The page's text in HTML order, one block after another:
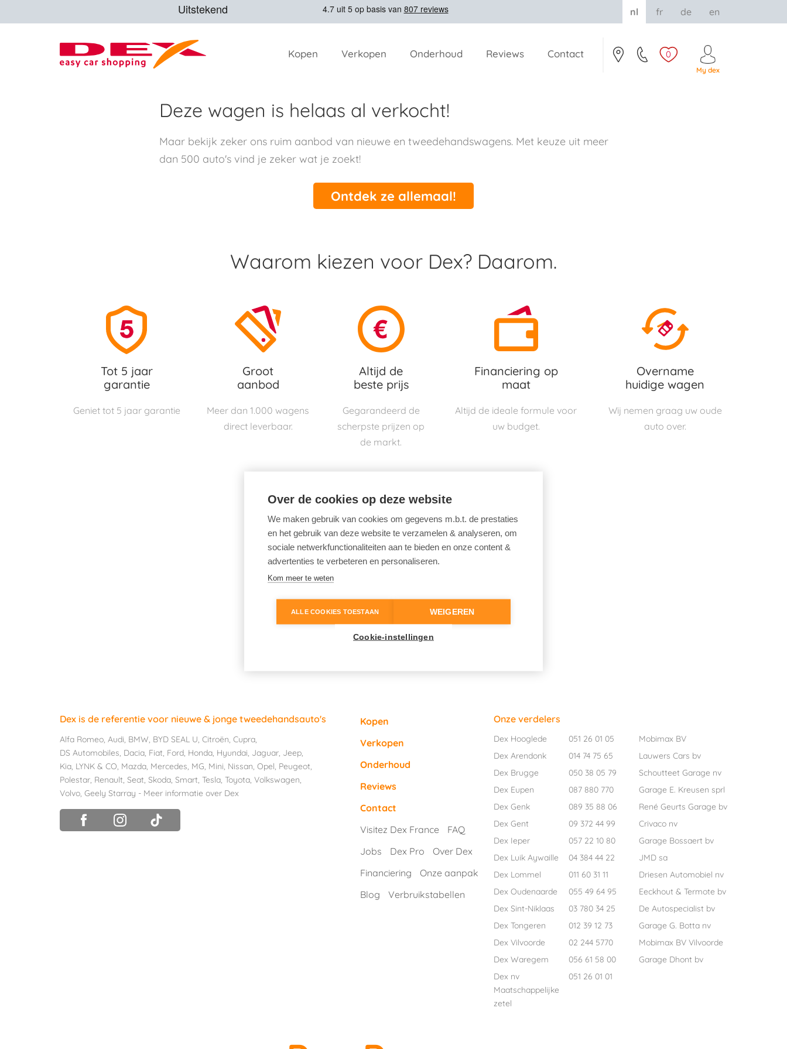
0
My dex
nl fr de en
Kopen Verkopen Onderhoud Reviews Contact
Deze wagen is helaas al verkocht!
Maar bekijk zeker ons ruim aanbod van nieuwe en tweedehandswagens. Met keuze uit meer
dan 500 auto's vind je zeker wat je zoekt!
Ontdek ze allemaal!
Waarom kiezen voor Dex? Daarom.
Tot 5 jaar
garantie
Geniet tot 5 jaar garantie
Groot
aanbod
Meer dan 1.000 wagens
direct leverbaar.
Altijd de
beste prijs
Gegarandeerd de
scherpste prijzen op
de markt.
Financiering op
maat
Altijd de ideale formule voor
uw budget.
Overname
huidige wagen
Wij nemen graag uw oude
auto over.
Dex is de referentie voor nieuwe & jonge tweedehandsauto's
Alfa Romeo, Audi, BMW, BYD SEAL U, Citroën, Cupra,
DS Automobiles, Dacia, Fiat, Ford, Honda, Hyundai, Jaguar, Jeep,
Kia, LYNK & CO, Mazda, Mercedes, MG, Mini, Nissan, Opel, Peugeot,
Polestar, Renault, Seat, Skoda, Smart, Tesla, Toyota, Volkswagen,
Volvo, Geely Starray - Meer informatie over Dex
Kopen
Verkopen
Onderhoud
Reviews
Contact
Visitez Dex France
FAQ
Jobs
Dex Pro
Over Dex
Financiering
Onze aanpak
Blog
Verbruikstabellen
Onze verdelers
Dex Hooglede 051 26 01 05
Mobimax BV
Dex Arendonk
014 74 75 65
Lauwers Cars bv
Dex Brugge
050 38 05 79
Schoutteet Garage nv
Dex Eupen
087 880 770
Garage E. Kreusen sprl
Dex Genk
089 35 88 06
René Geurts Garage bv
Dex Gent
09 372 44 99
Crivaco nv
Dex Ieper
057 22 10 80
Garage Bossaert bv
Dex Luik Aywaille
04 384 44 22
JMD sa
Dex Lommel
011 60 31 11
Driesen Automobiel nv
Dex Oudenaarde
055 49 64 95
Eeckhout & Termote bv
Dex Sint-Niklaas
03 780 34 25
De Autospecialist bv
Dex Tongeren
012 39 12 73
Garage G. Botta nv
Dex Vilvoorde
02 244 5770
Mobimax BV Vilvoorde
Dex Waregem
056 61 58 00
Garage Dhont bv
Dex nv
Maatschappelijke
zetel
051 26 01 01
Over de cookies op deze website
We maken gebruik van cookies om gegevens m.b.t. de prestaties
en het gebruik van deze website te verzamelen & analyseren, om
sociale netwerkfunctionaliteiten aan te bieden en onze content &
advertenties te verbeteren en personaliseren.
Kom meer te weten
ALLE COOKIES TOESTAAN WEIGEREN
Cookie-instellingen